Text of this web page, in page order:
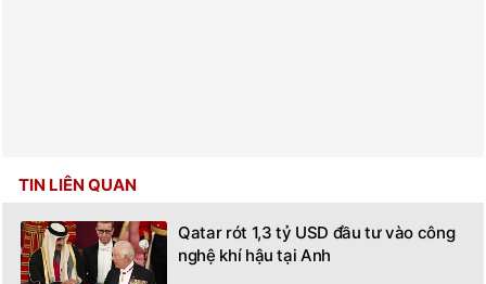
TIN LIÊN QUAN
Qatar rót 1,3 tỷ USD đầu tư vào công
nghệ khí hậu tại Anh